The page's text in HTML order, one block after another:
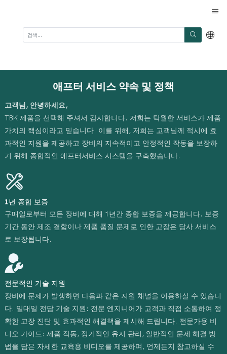
애프터 서비스 약속 및 정책
고객님, 안녕하세요,
TBK 제품을 선택해 주셔서 감사합니다. 저희는 탁월한 서비스가 제품
가치의 핵심이라고 믿습니다. 이를 위해, 저희는 고객님께 적시에 효
과적인 지원을 제공하고 장비의 지속적이고 안정적인 작동을 보장하
기 위해 종합적인 애프터서비스 시스템을 구축했습니다.
1년 종합 보증
구매일로부터 모든 장비에 대해 1년간 종합 보증을 제공합니다. 보증
기간 동안 제조 결함이나 제품 품질 문제로 인한 고장은 당사 서비스
로 보장됩니다.
전문적인 기술 지원
장비에 문제가 발생하면 다음과 같은 지원 채널을 이용하실 수 있습니
다. 일대일 전담 기술 지원: 전문 엔지니어가 고객과 직접 소통하여 정
확한 고장 진단 및 효과적인 해결책을 제시해 드립니다. 전문가용 비
디오 가이드: 제품 작동, 정기적인 유지 관리, 일반적인 문제 해결 방
법을 담은 자세한 교육용 비디오를 제공하며, 언제든지 참고하실 수